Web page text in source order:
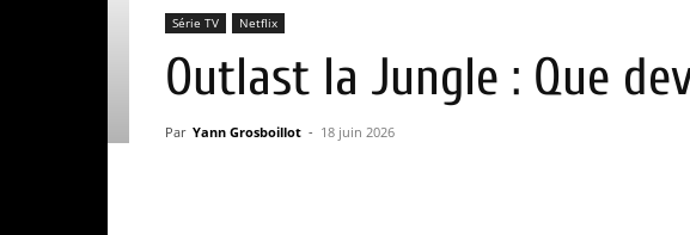
Série TV Netflix
Outlast la Jungle : Que
Par Yann Grosboillot - 18 juin 2026